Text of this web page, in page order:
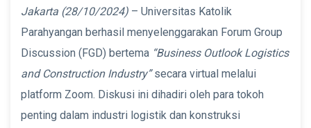
Jakarta (28/10/2024) – Universitas Katolik
Parahyangan berhasil menyelenggarakan Forum Group
Discussion (FGD) bertema “Business Outlook Logistics
and Construction Industry”secara virtual melalui
platform Zoom. Diskusi ini dihadiri oleh para tokoh
penting dalam industri logistik dan konstruksi